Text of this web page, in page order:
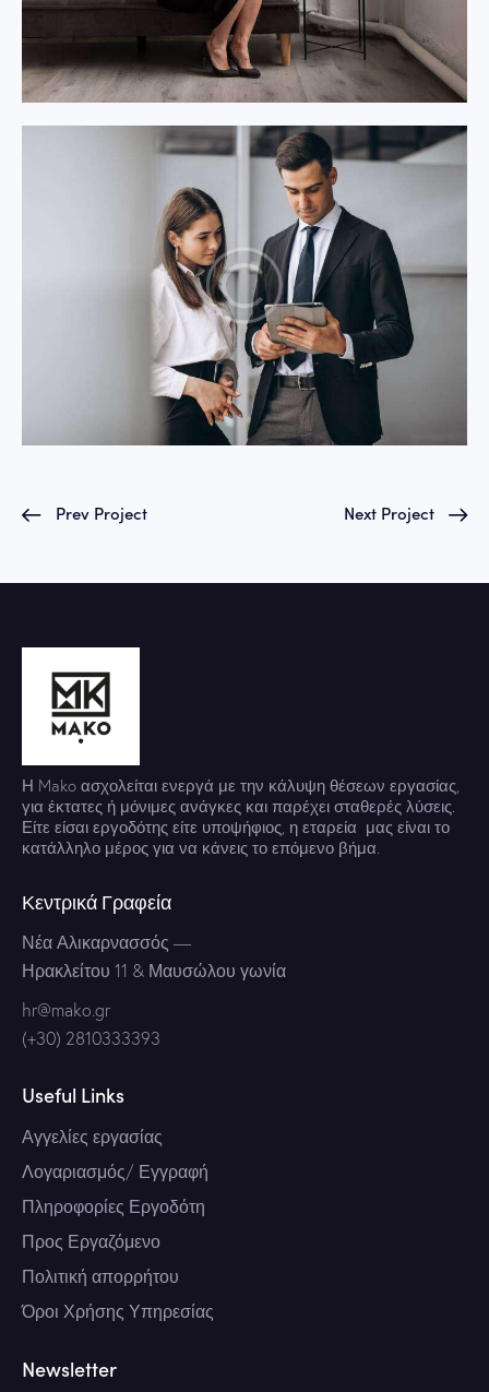
Prev Project Next Project
Η Mako ασχολείται ενεργά με την κάλυψη θέσεων εργασίας,
για έκτατες ή μόνιμες ανάγκες και παρέχει σταθερές λύσεις.
Είτε είσαι εργοδότης είτε υποψήφιος, η εταρεία μας είναι το
κατάλληλο μέρος για να κάνεις το επόμενο βήμα.
Κεντρικά Γραφεία
Νέα Αλικαρνασσός —
Ηρακλείτου 11 & Μαυσώλου γωνία
hr@mako.gr
(+30) 2810333393
Useful Links
Αγγελίες εργασίας
Λογαριασμός/ Εγγραφή
Πληροφορίες Εργοδότη
Προς Εργαζόμενο
Πολιτική απορρήτου
Όροι Χρήσης Υπηρεσίας
Newsletter